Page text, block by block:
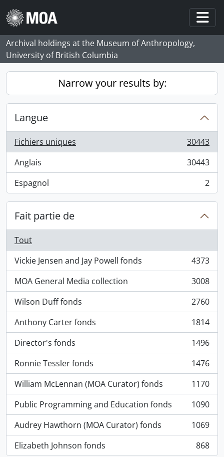
Skip to main content
Archival holdings at the Museum of Anthropology,
University of British Columbia
Narrow your results by:
Langue
Fichiers uniques
, 30443 résultats
30443
Anglais
, 30443 résultats
30443
Espagnol
, 2 résultats 2
Fait partie de
Tout
Vickie Jensen and Jay Powell fonds
, 4373 résultats
4373
MOA General Media collection
, 3008 résultats
3008
Wilson Duff fonds
, 2760 résultats
2760
Anthony Carter fonds
, 1814 résultats
1814
Director's fonds
, 1496 résultats
1496
Ronnie Tessler fonds
, 1476 résultats
1476
William McLennan (MOA Curator) fonds
, 1170 résultats
1170
Public Programming and Education fonds
, 1090 résultats
1090
Audrey Hawthorn (MOA Curator) fonds
, 1069 résultats
1069
Elizabeth Johnson fonds
, 868 résultats 868